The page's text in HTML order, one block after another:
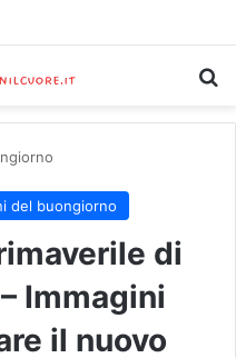
del buongiorno
di
Immagini
il nuovo